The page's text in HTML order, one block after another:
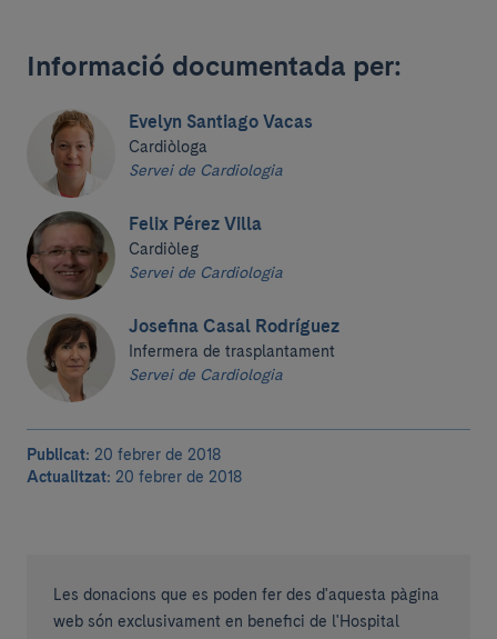
Informació documentada per:
Evelyn Santiago Vacas
Cardiòloga
Servei de Cardiologia
Felix Pérez Villa
Cardiòleg
Servei de Cardiologia
Josefina Casal Rodríguez
Infermera de trasplantament
Servei de Cardiologia
Publicat: 20 febrer de 2018
Actualitzat: 20 febrer de 2018
Les donacions que es poden fer des d'aquesta pàgina
web són exclusivament en benefici de l'Hospital